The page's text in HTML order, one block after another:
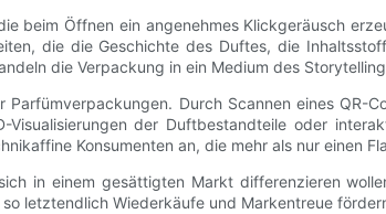
beim Öffnen ein angenehmes Klickgeräusch
die die Geschichte des Duftes, die
die Verpackung in ein Medium des
Durch Scannen eines QR-
der Duftbestandteile oder
Konsumenten an, die mehr als nur einen
in einem gesättigten Markt differenzieren
letztendlich Wiederkäufe und Markentreue